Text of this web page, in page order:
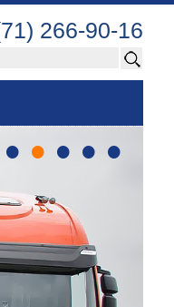
266-90-16
• • • • •